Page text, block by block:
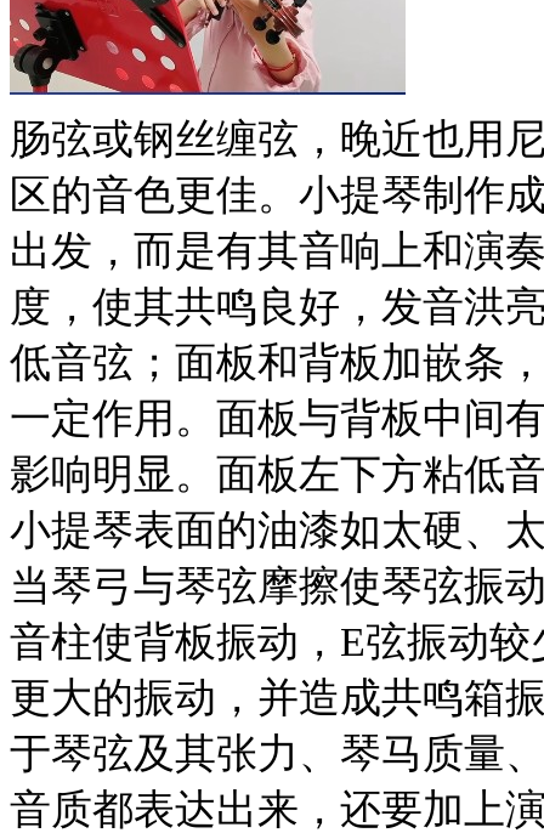
肠弦或钢丝缠弦，晚近也用
区的音色更佳。小提琴制作
出发，而是有其音响上和演
度，使其共鸣良好，发音洪
低音弦；面板和背板加嵌条
一定作用。面板与背板中间
影响明显。面板左下方粘低
小提琴表面的油漆如太硬、
当琴弓与琴弦摩擦使琴弦振
音柱使背板振动，E弦振动
更大的振动，并造成共鸣箱
于琴弦及其张力、琴马质量
音质都表达出来，还要加上